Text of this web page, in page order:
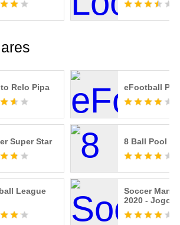
Relo Pipa eFootball
Super Star 8 Ball Pool
League
Soccer
2020 - Jogo
Gestão de